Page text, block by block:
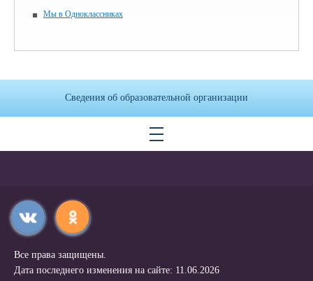
Мы в Одноклассниках
Сведения об образовательной организации
Все права защищены.
Дата последнего изменения на сайте: 11.06.2026